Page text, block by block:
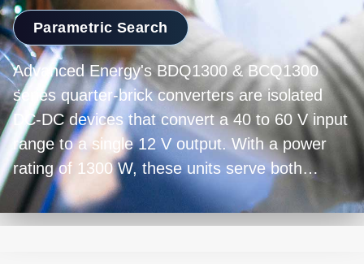
Parametric Search
Advanced Energy's BDQ1300 & BCQ1300
series quarter-brick converters are isolated
DC-DC devices that convert a 40 to 60 V input
range to a single 12 V output. With a power
rating of 1300 W, these units serve both
computing and server applications as well as
regulated communications equipment supplies,